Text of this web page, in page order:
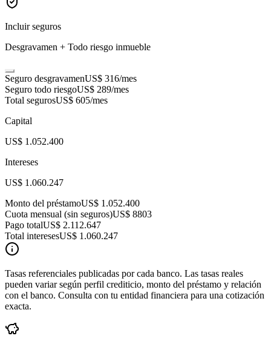
Incluir seguros
Desgravamen + Todo riesgo inmueble
Seguro desgravamenUS$ 316/mes
Seguro todo riesgoUS$ 289/mes
Total segurosUS$ 605/mes
Capital
US$ 1.052.400
Intereses
US$ 1.060.247
Monto del préstamoUS$ 1.052.400
Cuota mensual (sin seguros)US$ 8803
Pago totalUS$ 2.112.647
Total interesesUS$ 1.060.247
Tasas referenciales publicadas por cada banco. Las tasas reales
pueden variar según perfil crediticio, monto del préstamo y relación
con el banco. Consulta con tu entidad financiera para una cotización
exacta.